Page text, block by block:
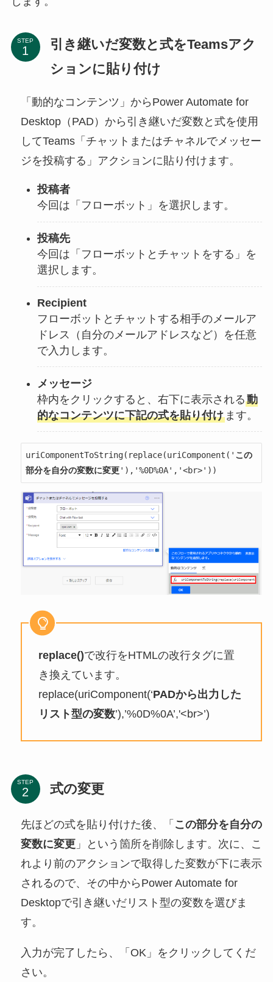
STEP
引き継いだ変数と式をTeamsアク
ションに貼り付け
「動的なコンテンツ」からPower Automate for
Desktop（PAD）から引き継いだ変数と式を使用
してTeams「チャットまたはチャネルでメッセー
ジを投稿する」アクションに貼り付けます。
投稿者
今回は「フローボット」を選択します。
投稿先
今回は「フローボットとチャットをする」を
選択します。
Recipient
フローボットとチャットする相手のメールア
ドレス（自分のメールアドレスなど）を任意
で入力します。
メッセージ
枠内をクリックすると、右下に表示される動
的なコンテンツに下記の式を貼り付けます。
uriComponentToString(replace(uriComponent(' この
部分を自分の変数に変更'),'%0D%0A','<br>'))
replace()で改行をHTMLの改行タグに置
き換えています。
replace(uriComponent(‘PADから出力した
リスト型の変数’),’%0D%0A’,'<br>’)
STEP 式の変更
先ほどの式を貼り付けた後、「 この部分を自分の
変数に変更」という箇所を削除します。次に、こ
れより前のアクションで取得した変数が下に表示
されるので、その中からPower Automate for
Desktopで引き継いだリスト型の変数を選びま
す。
入力が完了したら、「OK」をクリックしてくだ
さい。